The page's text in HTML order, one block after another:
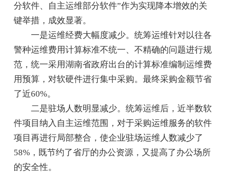
分软件、自主运维部分软件”作为实现降本增效的关
键举措，成效显著。
一是运维经费大幅度减少。统筹运维针对以往各
警种运维费用计算标准不统一、不精确的问题进行规
范，统一采用湖南省政府出台的计算标准编制运维费
用预算，对软硬件进行集中采购。最终采购金额节省
了近60%。
二是驻场人数明显减少。统筹运维后，近半数软
件项目纳入自主运维范围，对于采购运维服务的软件
项目再进行局部整合，使企业驻场运维人数减少了
58%，既节约了省厅的办公资源，又提高了办公场所
的安全性。